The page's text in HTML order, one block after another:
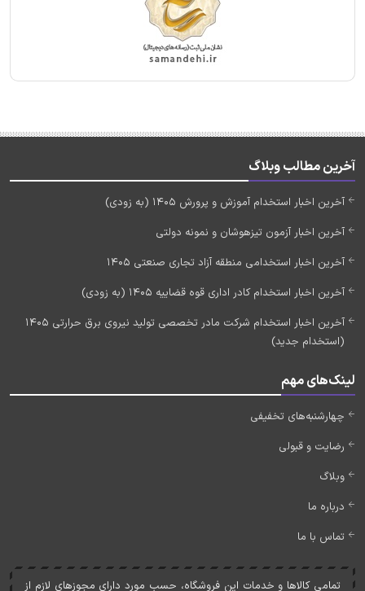
آخرین مطالب وبلاگ
آخرین اخبار استخدام آموزش و پرورش 1405 (به زودی)
آخرین اخبار آزمون تیزهوشان و نمونه دولتی
آخرین اخبار استخدامی منطقه آزاد تجاری صنعتی 1405
آخرین اخبار استخدام کادر اداری قوه قضاییه 1405 (به زودی)
آخرین اخبار استخدام شرکت مادر تخصصی تولید نیروی برق حرارتی 1405
(استخدام جدید)
لینک‌های مهم
چهارشنبه‌های تخفیفی
رضایت و قبولی
وبلاگ
درباره ما
تماس با ما
تمامی کالاها و خدمات اين فروشگاه، حسب مورد دارای مجوزهای لازم از